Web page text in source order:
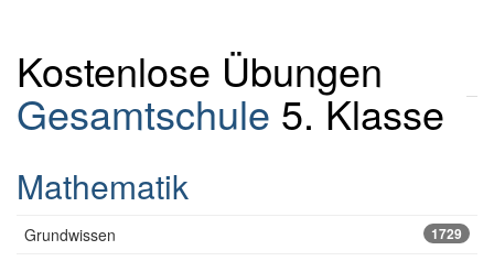
Kostenlose Übungen
Gesamtschule 5. Klasse
Mathematik
Grundwissen 1729